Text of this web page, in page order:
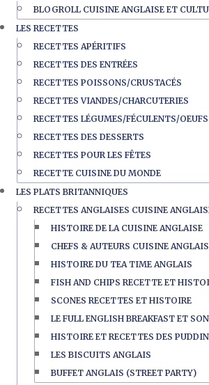
BLOGROLL CUISINE ANGLAISE ET
LES RECETTES
RECETTES APÉRITIFS
RECETTES DES ENTRÉES
RECETTES POISSONS/CRUSTACÉS
RECETTES VIANDES/CHARCUTERIES
RECETTES LÉGUMES/FÉCULENTS/OEUFS
RECETTES DES DESSERTS
RECETTES POUR LES FÊTES
RECETTE CUISINE DU MONDE
LES PLATS BRITANNIQUES
RECETTES ANGLAISES CUISINE
HISTOIRE DE LA CUISINE ANGLAISE
CHEFS & AUTEURS CUISINE
HISTOIRE DU TEA TIME ANGLAIS
FISH AND CHIPS RECETTE ET
SCONES RECETTES ET HISTOIRE
LE FULL ENGLISH BREAKFAST ET
HISTOIRE ET RECETTES DES
LES BISCUITS ANGLAIS
BUFFET ANGLAIS (STREET PARTY)